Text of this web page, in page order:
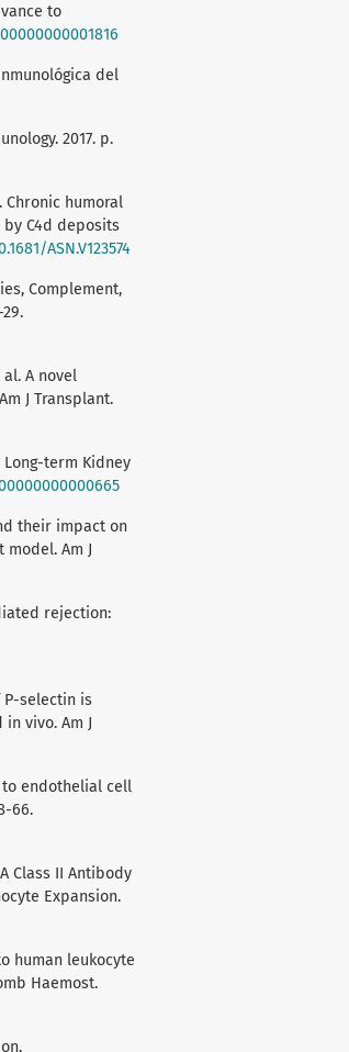
to
del
2017. p.
Chronic humoral
C4d deposits
ASN.V123574
Complement,
al. A novel
J Transplant.
Long-term Kidney
their impact on
Am J
rejection:
P-selectin is
vivo. Am J
to endothelial cell
66.
Class II Antibody
Expansion.
human leukocyte
Haemost.